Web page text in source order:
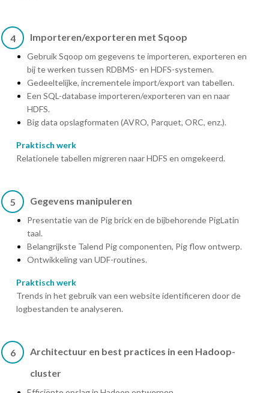
4 Importeren/exporteren met Sqoop
Gebruik Sqoop om gegevens te importeren, exporteren en
bij te werken tussen RDBMS- en HDFS-systemen.
Gedeeltelijke, incrementele import/export van tabellen.
Een SQL-database importeren/exporteren van en naar
HDFS.
Big data opslagformaten (AVRO, Parquet, ORC, enz.).
Praktisch werk
Relationele tabellen migreren naar HDFS en omgekeerd.
5 Gegevens manipuleren
Presentatie van de Pig brick en de bijbehorende PigLatin
taal.
Belangrijkste Talend Pig componenten, Pig flow ontwerp.
Ontwikkeling van UDF-routines.
Praktisch werk
Trends in het gebruik van een website identificeren door de
logbestanden te analyseren.
6
Architectuur en best practices in een Hadoop-
cluster